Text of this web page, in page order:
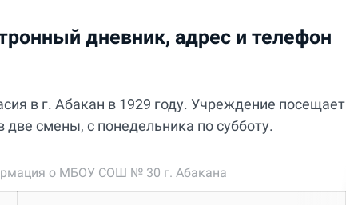
дневник, адрес и телефон
в г. Абакан в 1929 году. Учреждение посещает
две смены, с понедельника по субботу.
о МБОУ СОШ № 30 г. Абакана